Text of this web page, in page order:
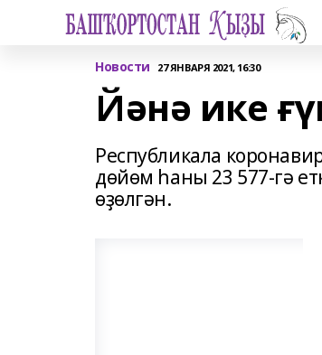
Новости 27 ЯНВАРЯ 2021, 16:30
Йәнә ике
Республикала
дөйөм һаны 23 577-гә
өҙөлгән.